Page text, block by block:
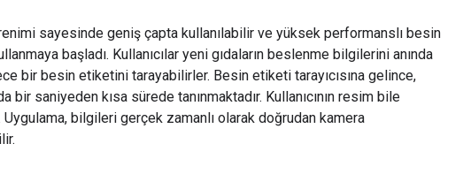
sayesinde geniş çapta kullanılabilir ve yüksek performanslı besin
başladı. Kullanıcılar yeni gıdaların beslenme bilgilerini anında
bir besin etiketini tarayabilirler. Besin etiketi tarayıcısına gelince,
bir saniyeden kısa sürede tanınmaktadır. Kullanıcının resim bile
bilgileri gerçek zamanlı olarak doğrudan kamera